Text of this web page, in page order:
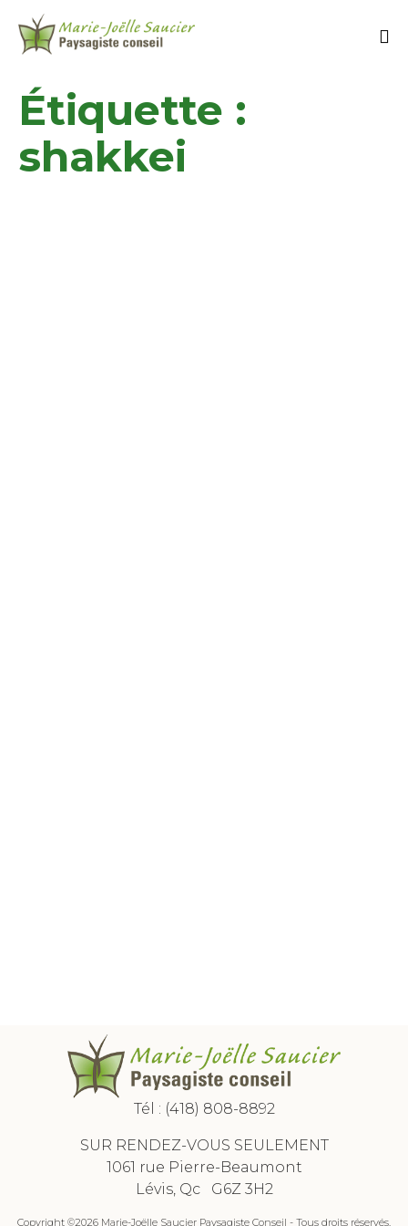
Étiquette :
shakkei
Tél : (418) 808-8892
SUR RENDEZ-VOUS SEULEMENT
1061 rue Pierre-Beaumont
Lévis, Qc G6Z 3H2
Copyright ©2026 Marie-Joëlle Saucier Paysagiste Conseil - Tous droits réservés.